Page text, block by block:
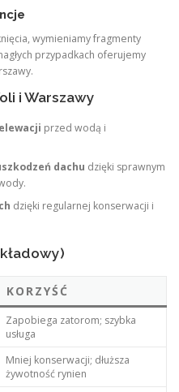
wymieniamy fragmenty
przypadkach oferujemy
i Warszawy
przed wodą i
dachu dzięki sprawnym
dzięki regularnej konserwacji i
KORZYŚĆ
Zapobiega zatorom; szybka
usługa
Mniej konserwacji; dłuższa
żywotność rynien